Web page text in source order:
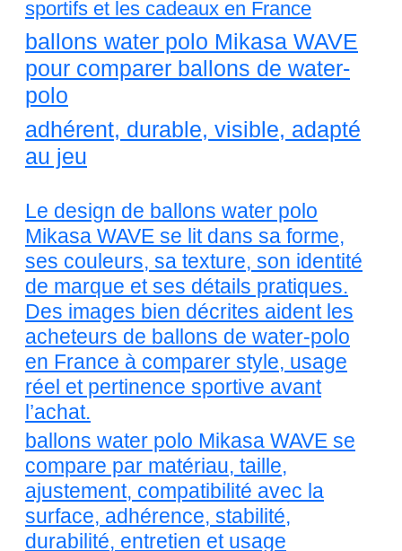
sportifs et les cadeaux en France
ballons water polo Mikasa WAVE
pour comparer ballons de water-
polo
adhérent, durable, visible, adapté
au jeu
Le design de ballons water polo
Mikasa WAVE se lit dans sa forme,
ses couleurs, sa texture, son identité
de marque et ses détails pratiques.
Des images bien décrites aident les
acheteurs de ballons de water-polo
en France à comparer style, usage
réel et pertinence sportive avant
l’achat.
ballons water polo Mikasa WAVE se
compare par matériau, taille,
ajustement, compatibilité avec la
surface, adhérence, stabilité,
durabilité, entretien et usage